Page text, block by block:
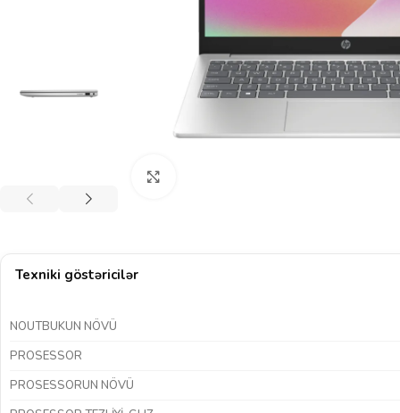
Texniki göstəricilər
NOUTBUKUN NÖVÜ
PROSESSOR
PROSESSORUN NÖVÜ